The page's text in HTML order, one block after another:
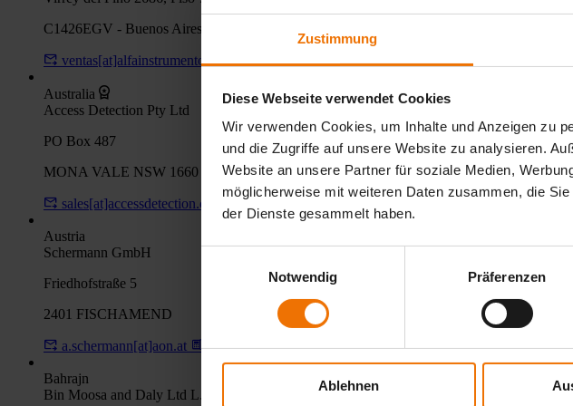
Zustimmung
Diese Webseite verwendet Cookies
Wir verwenden Cookies, um Inhalte und Anzeigen zu
und die Zugriffe auf unsere Website zu analysieren.
Website an unsere Partner für soziale Medien,
möglicherweise mit weiteren Daten zusammen, die
der Dienste gesammelt haben.
Notwendig
Präferenzen
Ablehnen
C1426EGV - Buenos Aires
ventas[at]alfainstrumentos.com +54 11 53677777 +54 11 53677777
Australia
Access Detection Pty Ltd
PO Box 487
MONA VALE NSW 1660
sales[at]accessdetection.com.au http://
Austria
Schermann GmbH
Friedhofstraße 5
2401 FISCHAMEND
a.schermann[at]aon.at +43 2232 76361 +43 2232 7725613 http://
Bahrajn
Bin Moosa and Daly Ltd L.L.C.